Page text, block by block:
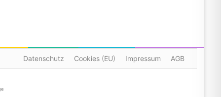
Datenschutz Cookies (EU) Impressum AGB